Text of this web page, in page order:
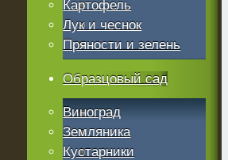
Картофель
Лук и чеснок
Пряности и зелень
Образцовый сад
Виноград
Земляника
Кустарники